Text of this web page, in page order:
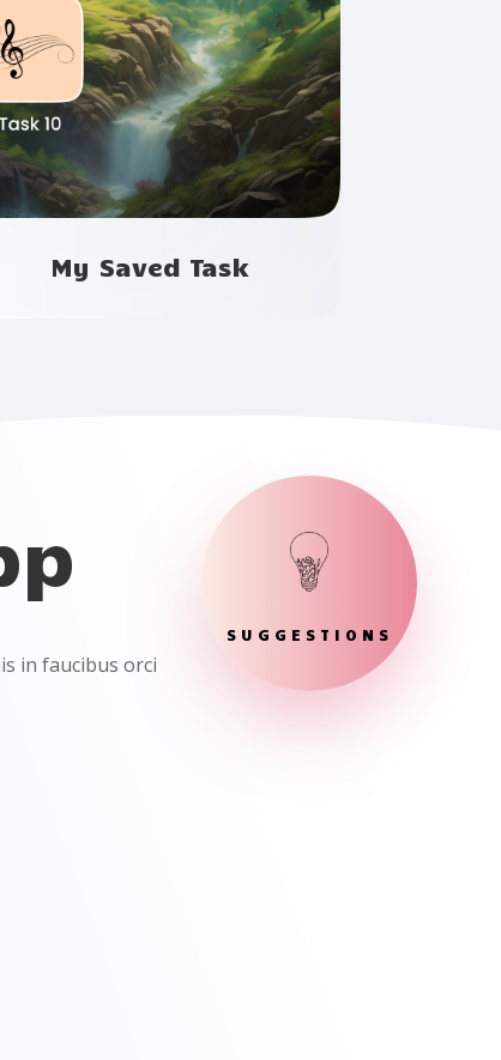
My Saved Task
in faucibus orci
SUGGESTIONS